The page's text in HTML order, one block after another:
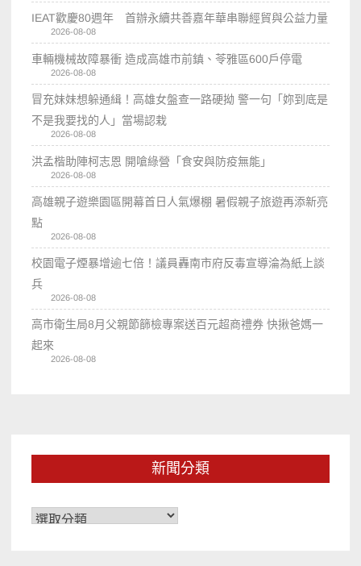
IEAT歡慶80週年 首辦永續共善嘉年華串聯經貿與公益力量
2026-08-08
車輛機械故障暴衝 造成高雄市前鎮、苓雅區600戶停電
2026-08-08
冒充妹妹想躲通緝！高雄女盤查一路硬拗 警一句「妳到底是
不是我要找的人」當場認栽
2026-08-08
洪孟楷助陣柯志恩 開嗆綠營「食安與防疫無能」
2026-08-08
高雄親子遊樂園區開幕首日人氣爆棚 暑假親子旅遊再添新亮
點
2026-08-08
校園電子煙暴增逾七倍！議員轟南市府反毒宣導淪為紙上談
兵
2026-08-08
高市衛生局8月父親節篩檢專案送百元超商禮券 快揪爸媽一
起來
2026-08-08
新聞分類
新